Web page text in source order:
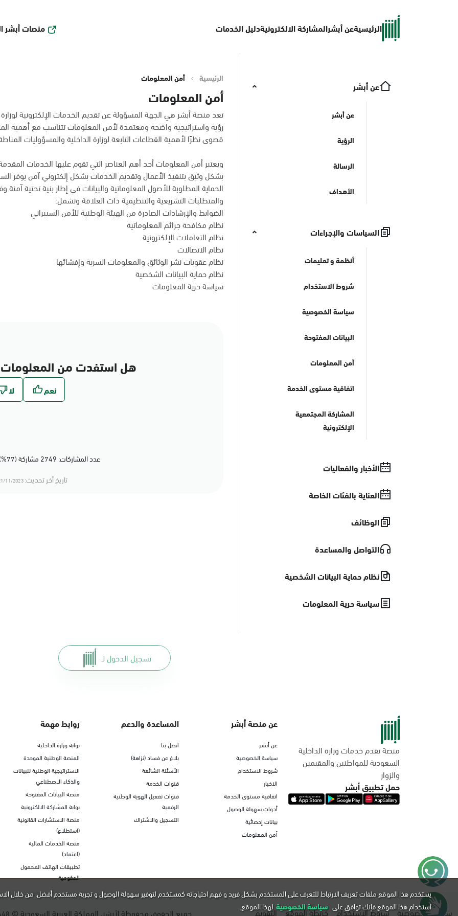
الرئيسيةعن أبشرالمشاركة الالكترونيةدليل الخدمات منصات أبشر
عن أبشر
عن أبشر
الرؤية
الرسالة
الأهداف
السياسات والإجراءات
أنظمة و تعليمات
شروط الاستخدام
سياسة الخصوصية
البيانات المفتوحة
أمن المعلومات
اتفاقية مستوى الخدمة
المشاركة المجتمعية
الإلكترونية
الأخبار والفعاليات
العناية بالفئات الخاصة
الوظائف
التواصل والمساعدة
نظام حماية البيانات الشخصية
سياسة حرية المعلومات
الرئيسية أمن المعلومات
أمن المعلومات
تعد منصة أبشر هي الجهة المسؤولة عن تقديم الخدمات الإلكترونية
رؤية واستراتيجية واضحة ومعتمدة لأمن المعلومات تتناسب مع أهمية
قصوى نظرًا لأهمية القطاعات التابعة لوزارة الداخلية والمسؤوليات
ويعتبر أمن المعلومات أحد أهم العناصر التي تقوم عليها الخدمات
بشكل وثيق بتنفيذ الأعمال وتقديم الخدمات بشكل إلكتروني آمن يوفر
الحماية المطلوبة للأصول المعلوماتية والبيانات في إطار بنية تحتية آمنة
والمتطلبات التشريعية والتنظيمية ذات العلاقة وتشمل:
الضوابط والإرشادات الصادرة من الهيئة الوطنية للأمن السيبراني
نظام مكافحة جرائم المعلوماتية
نظام التعاملات الإلكترونية
نظام الاتصالات
نظام عقوبات نشر الوثائق والمعلومات السرية وإفشائها
نظام حماية البيانات الشخصية
سياسة حرية المعلومات
هل استفدت من
عدد المشاركات: 2749 مشاركة (77%) أعجبهم المحتوى
تاريخ أخر تحديث:11/2023 18:11
تسجيل الدخول لـ
منصة تقدم خدمات وزارة الداخلية
السعودية للمواطنين والمقيمين
والزوار
حمل تطبيق أبشر
عن منصة أبشر
عن أبشر
سياسة الخصوصية
شروط الاستخدام
الاخبار
اتفاقية مستوى الخدمة
أدوات سهولة الوصول
بيانات إحصائية
أمن المعلومات
المساعدة والدعم
اتصل بنا
بلاغ عن فساد (نزاهة)
الأسئلة الشائعة
قنوات الخدمة
قنوات تفعيل الهوية الوطنية
الرقمية
التسجيل والاشتراك
روابط مهمة
بوابة وزارة الداخلية
المنصة الوطنية الموحدة
الاستراتيجية الوطنية للبيانات
والذكاء الاصطناعي
منصة البيانات المفتوحة
بوابة المشاركة الالكترونية
منصة الاستشارات القانونية
(استطلاع)
منصة الخدمات المالية
(اعتماد)
تطبيقات الهاتف المحمول
الحكومية
سياسة الخصوصية شروط الاستخدام خريطة الموقع التقويم جميع الحقوق محفوظة لأبشر، المملكة العربية السعودية ©
يستخدم هذا الموقع ملفات تعريف الارتباط للتعرف على المستخدم بشكل فريد و فهم احتياجاته كمستخدم لتوفير سهولة الوصول و تجربة مستخدم أفضل. من خلال
استخدام هذا الموقع فإنك توافق على سياسة الخصوصية لهذا الموقع.